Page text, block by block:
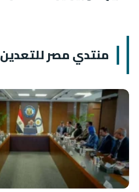
منتدي مصر للتعدين